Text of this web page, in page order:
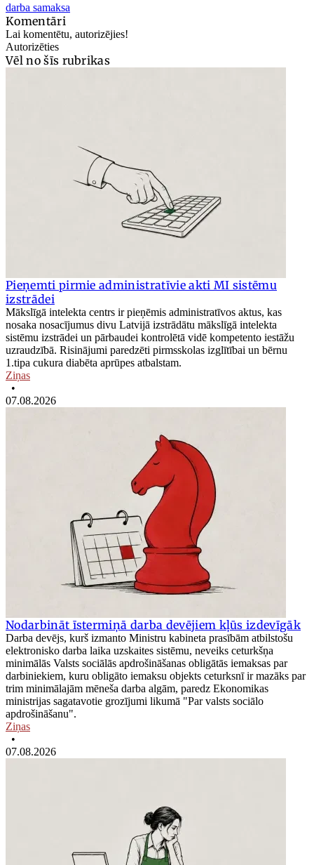
darba samaksa
Komentāri
Lai komentētu, autorizējies!
Autorizēties
Vēl no šīs rubrikas
Pieņemti pirmie administratīvie akti MI sistēmu
izstrādei
Mākslīgā intelekta centrs ir pieņēmis administratīvos aktus, kas
nosaka nosacījumus divu Latvijā izstrādātu mākslīgā intelekta
sistēmu izstrādei un pārbaudei kontrolētā vidē kompetento iestāžu
uzraudzībā. Risinājumi paredzēti pirmsskolas izglītībai un bērnu
1.tipa cukura diabēta aprūpes atbalstam.
Ziņas
•
07.08.2026
Nodarbināt īstermiņā darba devējiem kļūs izdevīgāk
Darba devējs, kurš izmanto Ministru kabineta prasībām atbilstošu
elektronisko darba laika uzskaites sistēmu, neveiks ceturkšņa
minimālās Valsts sociālās apdrošināšanas obligātās iemaksas par
darbiniekiem, kuru obligāto iemaksu objekts ceturksnī ir mazāks par
trim minimālajām mēneša darba algām, paredz Ekonomikas
ministrijas sagatavotie grozījumi likumā "Par valsts sociālo
apdrošināšanu".
Ziņas
•
07.08.2026